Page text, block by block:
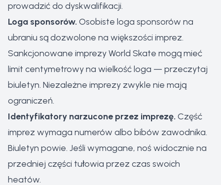
prowadzić do dyskwalifikacji.
Loga sponsorów. Osobiste loga sponsorów na
ubraniu są dozwolone na większości imprez.
Sankcjonowane imprezy World Skate mogą mieć
limit centymetrowy na wielkość loga — przeczytaj
biuletyn. Niezależne imprezy zwykle nie mają
ograniczeń.
Identyfikatory narzucone przez imprezę. Część
imprez wymaga numerów albo bibów zawodnika.
Biuletyn powie. Jeśli wymagane, noś widocznie na
przedniej części tułowia przez czas swoich
heatów.